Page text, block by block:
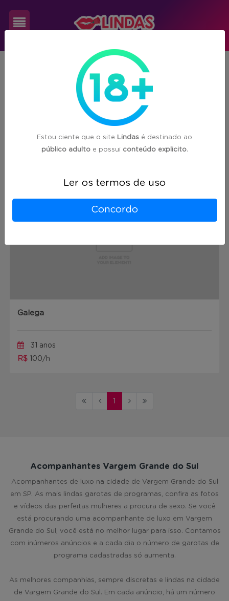
Vargem Grande do Sul
acompanhante(s) encontrada(s) em
Vargem Grande do Sul/SP
Galega
31 anos
R$ 100/h
1
Acompanhantes Vargem Grande do Sul
Acompanhantes de luxo na cidade de Vargem Grande do Sul
em SP. As mais lindas garotas de programas, confira as fotos
e vídeos das perfeitas mulheres a procura de sexo. Se você
está procurando uma acompanhante de luxo em Vargem
Grande do Sul, você está no melhor lugar para isso. Contamos
com inúmeros anúncios e a cada dia o número de garotas de
programa cadastradas só aumenta.
As melhores companhias, sempre discretas e lindas na cidade
de Vargem Grande do Sul. Em cada anúncio, há um número
Estou ciente que o site Lindas é destinado ao
público adultoe possui conteúdo explicito.
Ler os termos de uso
Concordo